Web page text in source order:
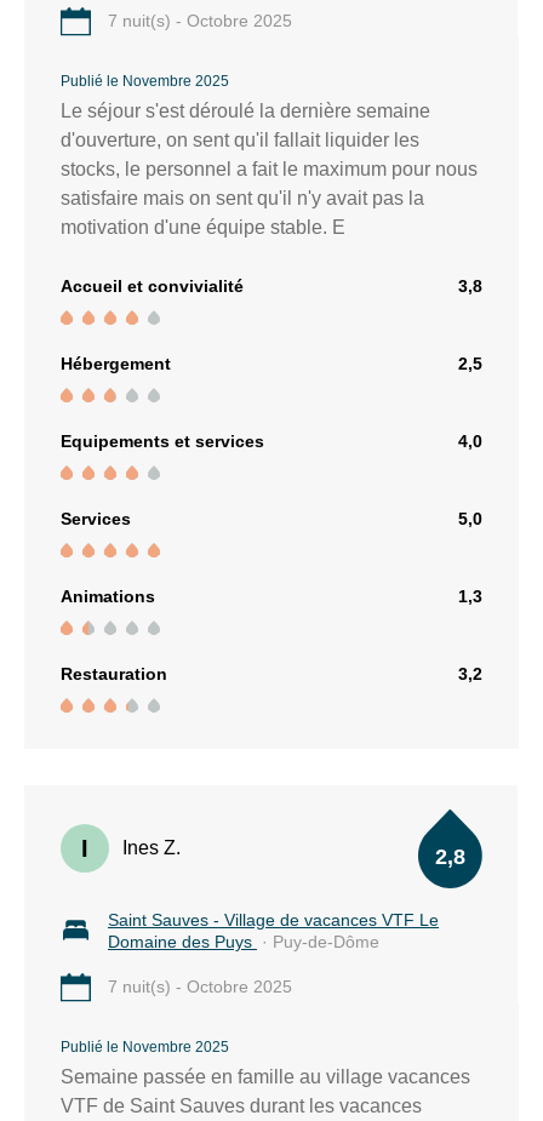
7 nuit(s) - Octobre 2025
Publié le Novembre 2025
Le séjour s'est déroulé la dernière semaine
d'ouverture, on sent qu'il fallait liquider les
stocks, le personnel a fait le maximum pour nous
satisfaire mais on sent qu'il n'y avait pas la
motivation d'une équipe stable. E
Accueil et convivialité 3,8
Hébergement 2,5
Equipements et services 4,0
Services 5,0
Animations 1,3
Restauration 3,2
I Ines Z.
Saint Sauves - Village de vacances VTF Le
Domaine des Puys · Puy-de-Dôme
7 nuit(s) - Octobre 2025
Publié le Novembre 2025
Semaine passée en famille au village vacances
VTF de Saint Sauves durant les vacances
2,8